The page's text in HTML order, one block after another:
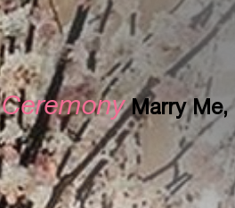
Ceremonу Marry Me,